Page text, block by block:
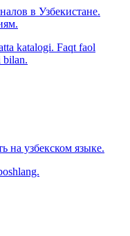
в Узбекистане.
katalogi. Faqt faol
bilan.
на узбекском языке.